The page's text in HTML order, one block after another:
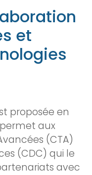
et
proposée en
permet aux
(CTA)
(CDC) qui le
avec